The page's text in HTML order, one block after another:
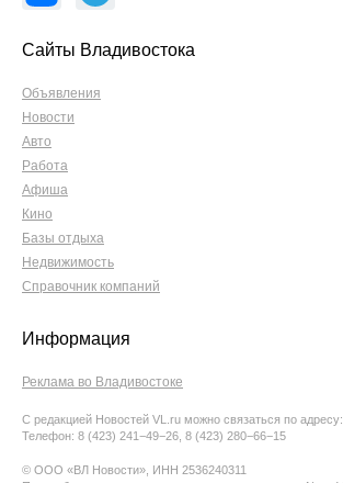
Сайты Владивостока
Объявления
Новости
Авто
Работа
Афиша
Кино
Базы отдыха
Недвижимость
Справочник компаний
Информация
Реклама во Владивостоке
С редакцией Новостей VL.ru можно связаться по адресу:
Телефон: 8 (423) 241−49−26, 8 (423) 280−66−15
© ООО «ВЛ Новости», ИНН 2536240311